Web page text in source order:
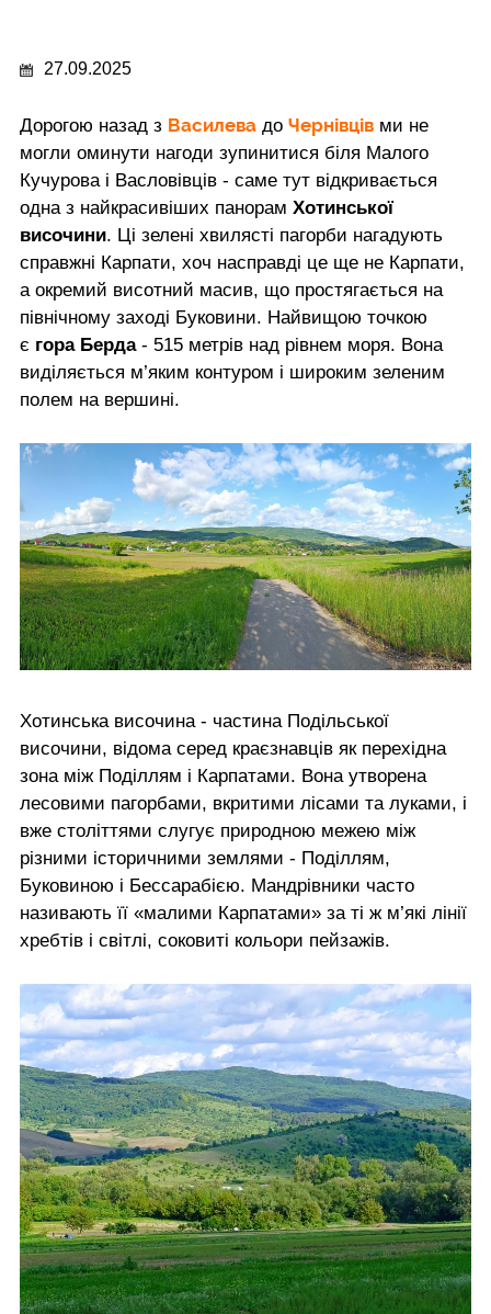
27.09.2025
Дорогою назад з Василева до Чернівців ми не
могли оминути нагоди зупинитися біля Малого
Кучурова і Васловівців - саме тут відкривається
одна з найкрасивіших панорам Хотинської
височини. Ці зелені хвилясті пагорби нагадують
справжні Карпати, хоч насправді це ще не Карпати,
а окремий висотний масив, що простягається на
північному заході Буковини. Найвищою точкою
є гора Берда- 515 метрів над рівнем моря. Вона
виділяється м’яким контуром і широким зеленим
полем на вершині.
Хотинська височина - частина Подільської
височини, відома серед краєзнавців як перехідна
зона між Поділлям і Карпатами. Вона утворена
лесовими пагорбами, вкритими лісами та луками, і
вже століттями слугує природною межею між
різними історичними землями - Поділлям,
Буковиною і Бессарабією. Мандрівники часто
називають її «малими Карпатами» за ті ж м’які лінії
хребтів і світлі, соковиті кольори пейзажів.